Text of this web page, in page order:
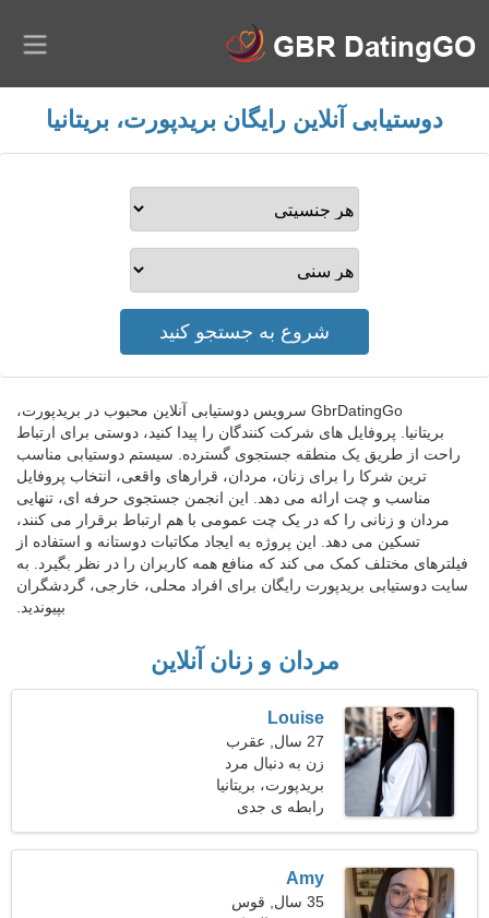
دوستیابی آنلاین رایگان بریدپورت، بریتانیا
GbrDatingGo سرویس دوستیابی آنلاین محبوب در بریدپورت،
بریتانیا. پروفایل های شرکت کنندگان را پیدا کنید، دوستی برای ارتباط
راحت از طریق یک منطقه جستجوی گسترده. سیستم دوستیابی مناسب
ترین شرکا را برای زنان، مردان، قرارهای واقعی، انتخاب پروفایل
مناسب و چت ارائه می دهد. این انجمن جستجوی حرفه ای، تنهایی
مردان و زنانی را که در یک چت عمومی با هم ارتباط برقرار می کنند،
تسکین می دهد. این پروژه به ایجاد مکاتبات دوستانه و استفاده از
فیلترهای مختلف کمک می کند که منافع همه کاربران را در نظر بگیرد. به
سایت دوستیابی بریدپورت رایگان برای افراد محلی، خارجی، گردشگران
بپیوندید.
مردان و زنان آنلاین
Louise
27 سال, عقرب
زن به دنبال مرد
بریدپورت، بریتانیا
رابطه ی جدی
Amy
35 سال, قوس